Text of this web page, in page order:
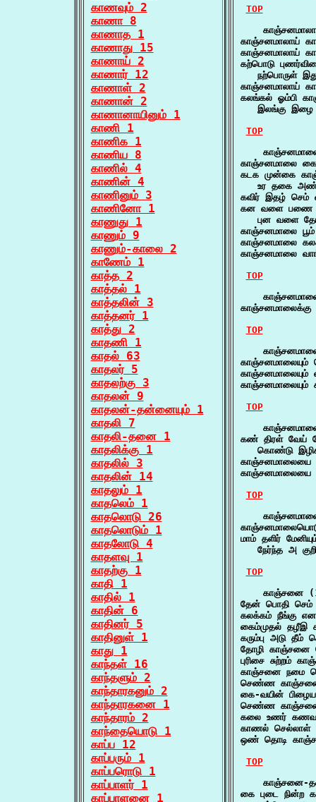
காணவும் 2
காணா 8
காணாத 1
காணாது 15
காணாய் 2
காணார் 12
காணாள் 2
காணான் 2
காணானாயினும் 1
காணி 1
காணிக 1
காணிய 8
காணில் 4
காணின் 4
காணினும் 3
காணினோ 1
காணுது 1
காணும் 9
காணும்-காலை 2
காணேம் 1
காத்த 2
காத்தல் 1
காத்தலின் 3
காத்தனர் 1
காத்து 2
காதணி 1
காதல் 63
காதலர் 5
காதலற்கு 3
காதலன் 9
காதலன்-தன்னையும் 1
காதலி 7
காதலி-தனை 1
காதலிக்கு 1
காதலில் 3
காதலின் 14
காதலும் 1
காதலெம் 1
காதலொடு 26
காதலொடும் 1
காதலோடு 4
காதளவு 1
காதற்கு 1
காதி 1
காதில் 1
காதின் 6
காதினர் 5
காதினுள் 1
காது 1
காந்தள் 16
காந்தளும் 2
காந்தாரகனும் 2
காந்தாரகனை 1
காந்தாரம் 2
காந்தையொடு 1
காப்ப 12
காப்பரும் 1
காப்பரொடு 1
காப்பாளர் 1
காப்பாளனை 1
TOP
காஞ்சனமாலாய்
காஞ்சனமாலாய்
கற்பொடு
நற்பொருள்
காஞ்சனமாலாய்
கலங்கல் ஓம்பி
இலங்கு இழை
TOP
காஞ்சனமாலை
கடக முன்கை
உர தகை
கவிர் இதழ்
கன வளை பணை
புன வளை
காஞ்சனமாலை
காஞ்சனமாலை
காஞ்சனமாலை
TOP
TOP
காஞ்சனமாலையும்
TOP
கண் திரள் வேய்
கொண்டு
காஞ்சனமாலையை
TOP
மாம் தளிர்
நேர்ந்த அ
TOP
காஞ்சனை
தேன் பொதி
கலக்கம் நீங்கு
கைம்முதல் தழீஇ
கரும்பு அடு
தோழி காஞ்சனை
புரிசை
காஞ்சனை நமை
செண்ண
கை-வயின்
செண்ண
கலை உணர்
காணல் செல்லாள்
ஒண் தொடி
TOP
காஞ்சனை-
கை புடை நின்ற